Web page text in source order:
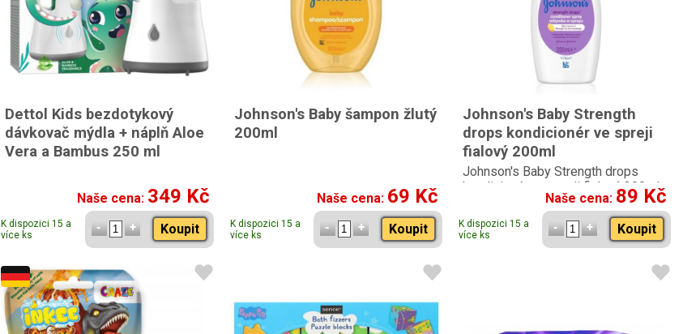
Dettol Kids bezdotykový
dávkovač mýdla + náplň Aloe
Vera a Bambus 250 ml
Naše cena: 349 Kč
K dispozici 15 a
více ks
Koupit
Johnson's Baby šampon žlutý
200ml
Naše cena: 69 Kč
K dispozici 15 a
více ks
Koupit
Johnson's Baby Strength
drops kondicionér ve spreji
fialový 200ml
Johnson's Baby Strength drops
kondicionér ve spreji fialový 200ml
Naše cena: 89 Kč
K dispozici 15 a
více ks
Koupit